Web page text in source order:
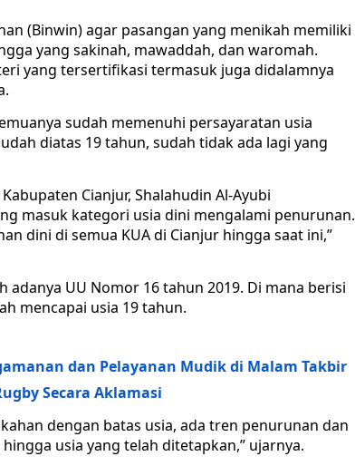
(Binwin) agar pasangan yang menikah memiliki
yang sakinah, mawaddah, dan waromah.
yang tersertifikasi termasuk juga didalamnya
sudah memenuhi persayaratan usia
diatas 19 tahun, sudah tidak ada lagi yang
Cianjur, Shalahudin Al-Ayubi
masuk kategori usia dini mengalami penurunan.
dini di semua KUA di Cianjur hingga saat ini,”
UU Nomor 16 tahun 2019. Di mana berisi
mencapai usia 19 tahun.
dan Pelayanan Mudik di Malam Takbir
Secara Aklamasi
dengan batas usia, ada tren penurunan dan
usia yang telah ditetapkan,” ujarnya.